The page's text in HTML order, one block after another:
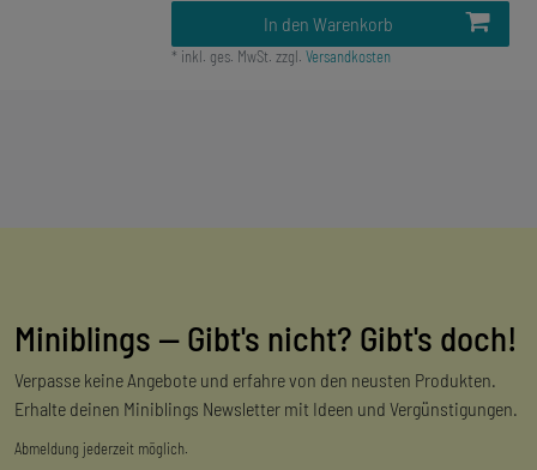
In den Warenkorb
* inkl. ges. MwSt. zzgl. Versandkosten
Miniblings — Gibt's nicht? Gibt's doch!
Verpasse keine Angebote und erfahre von den neusten Produkten.
Erhalte deinen Miniblings Newsletter mit Ideen und Vergünstigungen.
Abmeldung jederzeit möglich.